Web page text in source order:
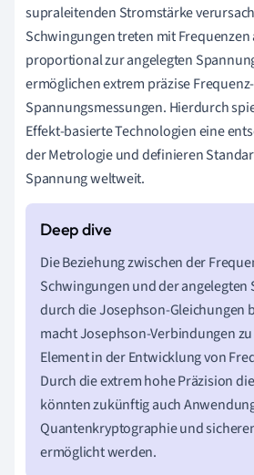
supraleitenden Stromstärke
Schwingungen treten mit
proportional zur angelegten
ermöglichen extrem präzise
Spannungsmessungen. Hierdurch
Effekt-basierte Technologien eine
der Metrologie und definieren
Spannung weltweit.
Die Beziehung zwischen der
Schwingungen und der angelegten
durch die Josephson-Gleichungen
macht Josephson-Verbindungen
Element in der Entwicklung von
Durch die extrem hohe Präzision
könnten zukünftig auch
Quantenkryptographie und
ermöglicht werden.